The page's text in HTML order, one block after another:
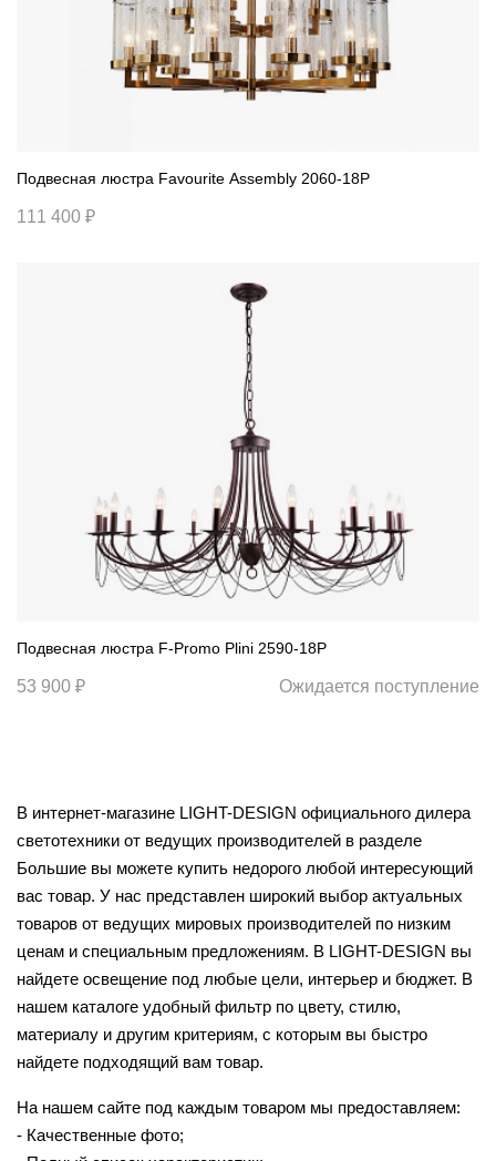
Подвесная люстра Favourite Assembly 2060-18P
111 400 ₽
Подвесная люстра F-Promo Plini 2590-18P
53 900 ₽ Ожидается поступление
В интернет-магазине LIGHT-DESIGN официального дилера
светотехники от ведущих производителей в разделе
Большие вы можете купить недорого любой интересующий
вас товар. У нас представлен широкий выбор актуальных
товаров от ведущих мировых производителей по низким
ценам и специальным предложениям. В LIGHT-DESIGN вы
найдете освещение под любые цели, интерьер и бюджет. В
нашем каталоге удобный фильтр по цвету, стилю,
материалу и другим критериям, с которым вы быстро
найдете подходящий вам товар.
На нашем сайте под каждым товаром мы предоставляем:
- Качественные фото;